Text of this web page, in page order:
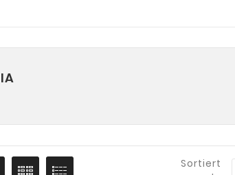
Sortiert